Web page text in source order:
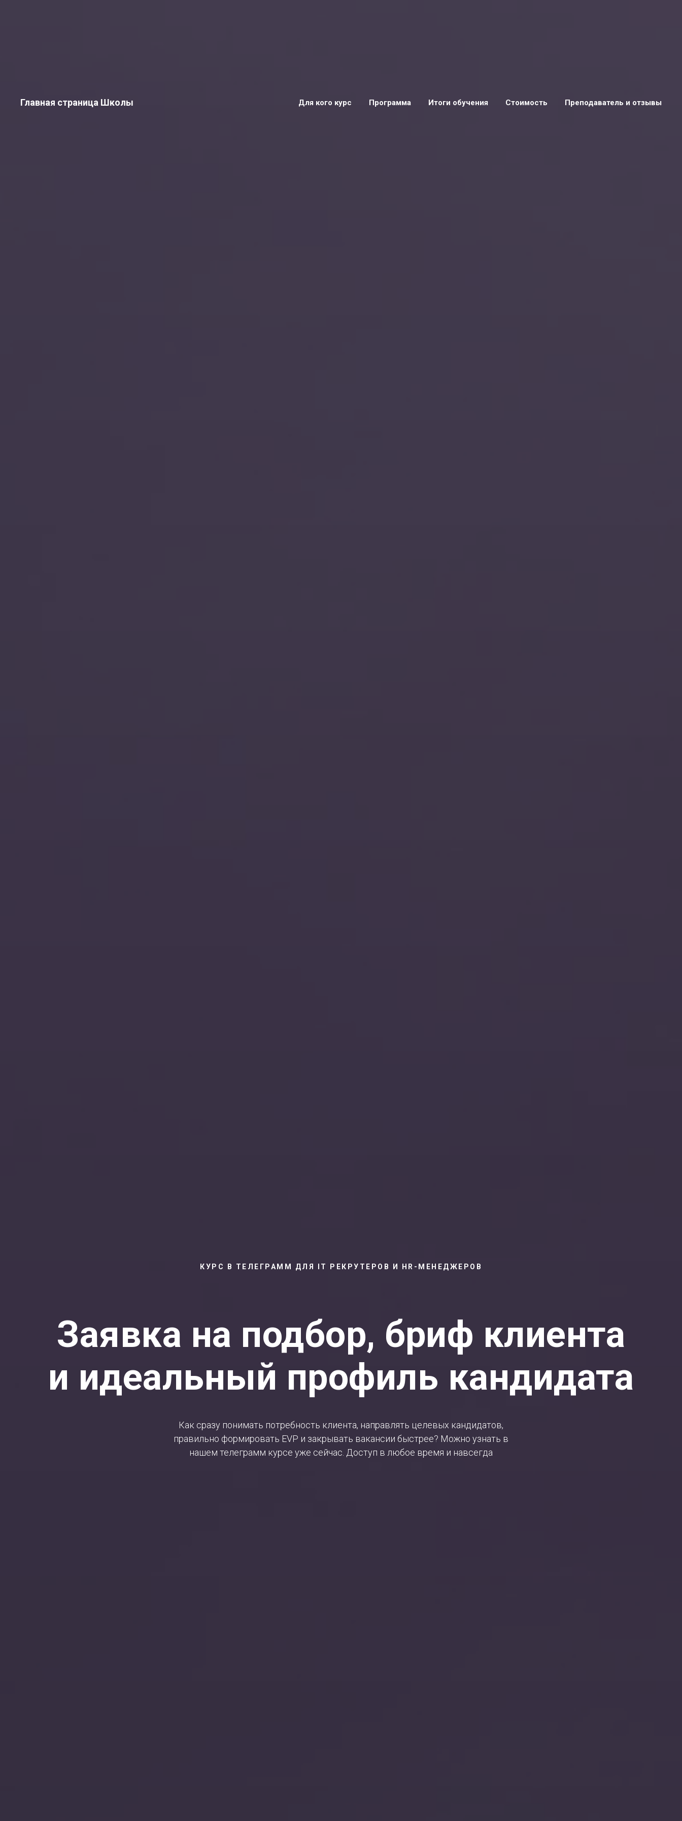
Главная страница Школы Для кого курс Программа Итоги обучения Стоимость Преподаватель и отзывы
КУРС В ТЕЛЕГРАММ ДЛЯ IT РЕКРУТЕРОВ И HR-МЕНЕДЖЕРОВ
Заявка на подбор, бриф клиента
и идеальный профиль кандидата
Как сразу понимать потребность клиента, направлять целевых кандидатов,
правильно формировать EVP и закрывать вакансии быстрее? Можно узнать в
нашем телеграмм курсе уже сейчас. Доступ в любое время и навсегда